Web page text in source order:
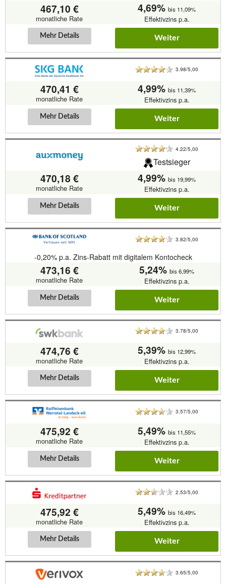
467,10 €
monatliche Rate
4,69% bis 11,09%
Effektivzins p.a.
Mehr Details Weiter
3.98/5,00
470,41 €
monatliche Rate
4,99% bis 11,39%
Effektivzins p.a.
Mehr Details Weiter
4.22/5,00
Testsieger
470,18 €
monatliche Rate
4,99% bis 19,99%
Effektivzins p.a.
Mehr Details Weiter
3.82/5,00
-0,20% p.a. Zins-Rabatt mit digitalem Kontocheck
473,16 €
monatliche Rate
5,24% bis 6,99%
Effektivzins p.a.
Mehr Details Weiter
3.78/5,00
474,76 €
monatliche Rate
5,39% bis 12,99%
Effektivzins p.a.
Mehr Details Weiter
3.57/5,00
475,92 €
monatliche Rate
5,49% bis 11,55%
Effektivzins p.a.
Mehr Details Weiter
2.53/5,00
475,92 €
monatliche Rate
5,49% bis 16,49%
Effektivzins p.a.
Mehr Details Weiter
3.65/5,00